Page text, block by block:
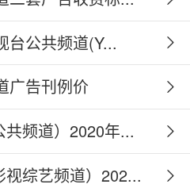
台公共频道(Y...
广告刊例价
频道）2020年...
综艺频道）202...